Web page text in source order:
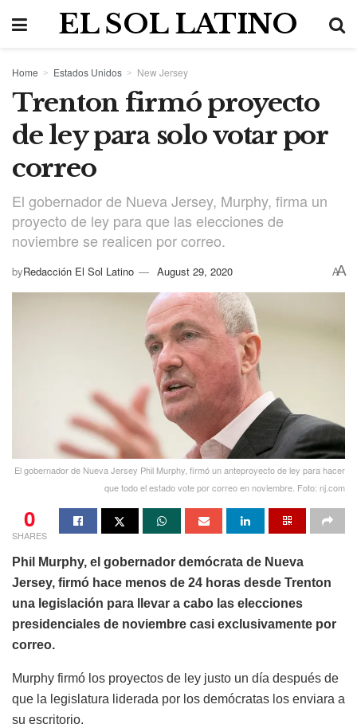
EL SOL LATINO
Home Estados Unidos New Jersey
Trenton firmó proyecto
de ley para solo votar por
correo
El gobernador de Nueva Jersey, Murphy, firma un
proyecto de ley para que las elecciones de
noviembre se realicen por correo.
byRedacción El Sol Latino August 29, 2020 AA
El gobernador de Nueva Jersey Phil Murphy, firmó un anteproyecto de ley para hacer
que todo el estado vote por correo en noviembre. Foto: nj.com
0
SHARES
Phil Murphy, el gobernador demócrata de Nueva
Jersey, firmó hace menos de 24 horas desde Trenton
una legislación para llevar a cabo las elecciones
presidenciales de noviembre casi exclusivamente por
correo.
Murphy firmó los proyectos de ley justo un día después de
que la legislatura liderada por los demócratas los enviara a
su escritorio.